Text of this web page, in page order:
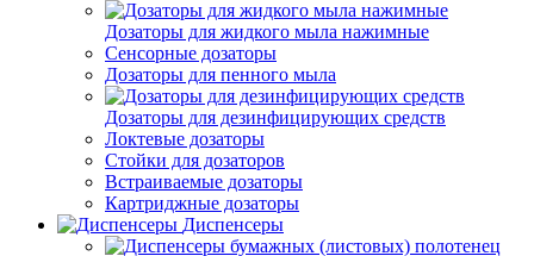
Дозаторы для жидкого мыла нажимные
Сенсорные дозаторы
Дозаторы для пенного мыла
Дозаторы для дезинфицирующих средств
Локтевые дозаторы
Стойки для дозаторов
Встраиваемые дозаторы
Картриджные дозаторы
Диспенсеры